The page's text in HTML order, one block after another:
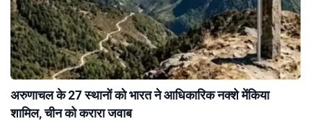
अरुणाचल के 27 स्थानों को भारत ने आधिकारिक नक्शे मेंकिया
शामिल, चीन को करारा जवाब